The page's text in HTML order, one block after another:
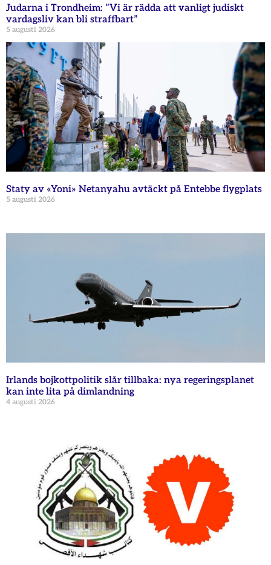
Judarna i Trondheim: ”Vi är rädda att vanligt judiskt
vardagsliv kan bli straffbart”
5 augusti 2026
Staty av «Yoni» Netanyahu avtäckt på Entebbe flygplats
5 augusti 2026
Irlands bojkottpolitik slår tillbaka: nya regeringsplanet
kan inte lita på dimlandning
4 augusti 2026